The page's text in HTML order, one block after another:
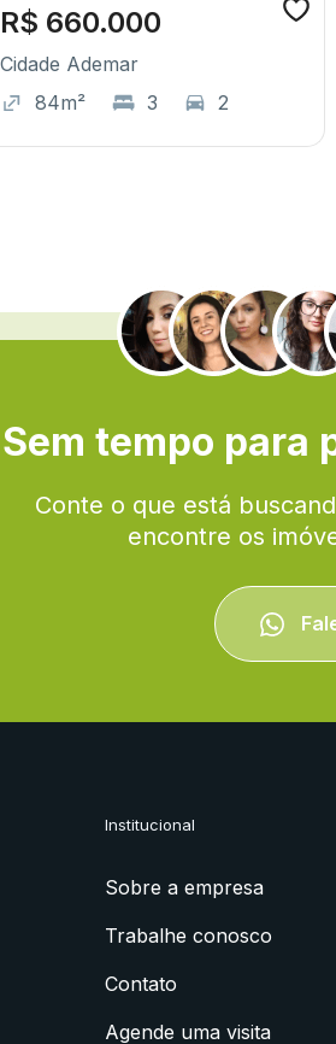
R$ 660.000
Cidade Ademar
84m²
3 2
Sem tempo para
Conte o que está
encontre os
Institucional
Sobre a empresa
Trabalhe conosco
Contato
Agende uma visita